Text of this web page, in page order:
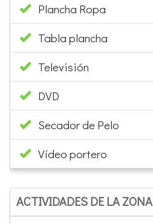
Plancha Ropa
Tabla plancha
Televisión
DVD
Secador de Pelo
Vídeo portero
ACTIVIDADES DE LA ZONA